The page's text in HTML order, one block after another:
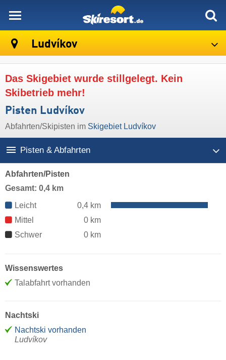
Ludvíkov
Das Skigebiet wurde stillgelegt. Kein
Skibetrieb mehr!
Pisten Ludvíkov
Abfahrten/Skipisten im Skigebiet Ludvíkov
Pisten & Abfahrten
Abfahrten/Pisten
Gesamt: 0,4 km
Leicht
0,4 km
Mittel
0 km
Schwer
0 km
Wissenswertes
Talabfahrt vorhanden
Nachtski
Nachtski vorhanden
Ludvíkov